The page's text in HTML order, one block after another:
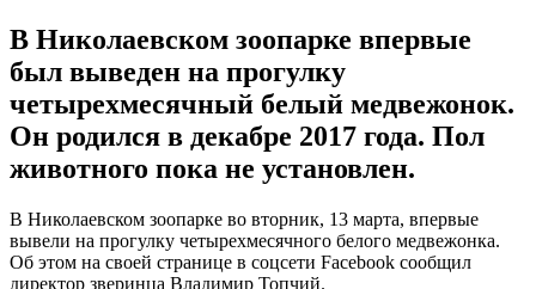
В Николаевском зоопарке впервые
был выведен на прогулку
четырехмесячный белый медвежонок.
Он родился в декабре 2017 года. Пол
животного пока не установлен.
В Николаевском зоопарке во вторник, 13 марта, впервые
вывели на прогулку четырехмесячного белого медвежонка.
Об этом на своей странице в соцсети Facebook сообщил
директор зверинца Владимир Топчий.